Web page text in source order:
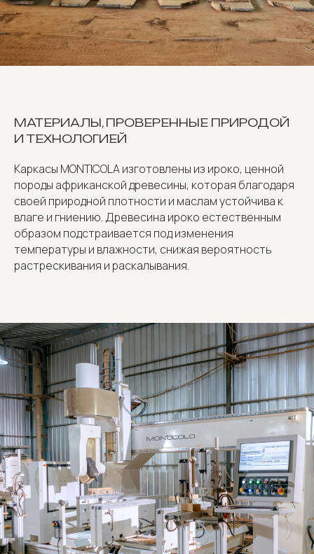
МАТЕРИАЛЫ, ПРОВЕРЕННЫЕ ПРИРОДОЙ
И ТЕХНОЛОГИЕЙ
Каркасы MONTICOLA изготовлены из ироко, ценной
породы африканской древесины, которая благодаря
своей природной плотности и маслам устойчива к
влаге и гниению. Древесина ироко естественным
образом подстраивается под изменения
температуры и влажности, снижая вероятность
растрескивания и раскалывания.